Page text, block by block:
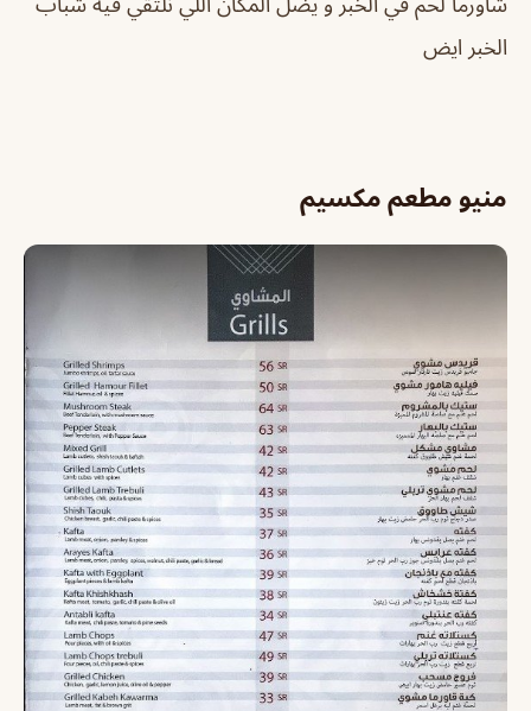
الخبر ايض
منيو مطعم مكسيم